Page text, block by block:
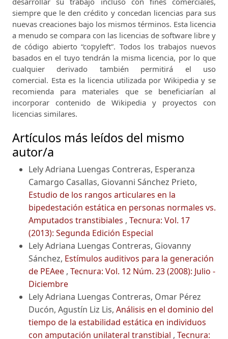
siempre que le den crédito y concedan licencias para sus
nuevas creaciones bajo los mismos términos. Esta licencia
a menudo se compara con las licencias de software libre y
de código abierto “copyleft”. Todos los trabajos nuevos
basados ​​en el tuyo tendrán la misma licencia, por lo que
cualquier derivado también permitirá el uso
comercial. Esta es la licencia utilizada por Wikipedia y se
recomienda para materiales que se beneficiarían al
incorporar contenido de Wikipedia y proyectos con
licencias similares.
Artículos más leídos del mismo
autor/a
Lely Adriana Luengas Contreras, Esperanza
Camargo Casallas, Giovanni Sánchez Prieto,
Estudio de los rangos articulares en la
bipedestación estática en personas normales vs.
Amputados transtibiales , Tecnura: Vol. 17
(2013): Segunda Edición Especial
Lely Adriana Luengas Contreras, Giovanny
Sánchez, Estímulos auditivos para la generación
de PEAee , Tecnura: Vol. 12 Núm. 23 (2008): Julio -
Diciembre
Lely Adriana Luengas Contreras, Omar Pérez
Ducón, Agustín Liz Lis, Análisis en el dominio del
tiempo de la estabilidad estática en individuos
con amputación unilateral transtibial , Tecnura: